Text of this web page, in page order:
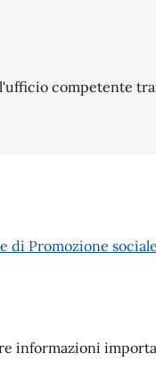
competente
di Promozione
informazioni